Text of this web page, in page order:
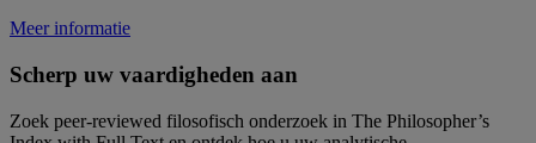
Meer informatie
Scherp uw vaardigheden aan
Zoek peer-reviewed filosofisch onderzoek in The Philosopher’s